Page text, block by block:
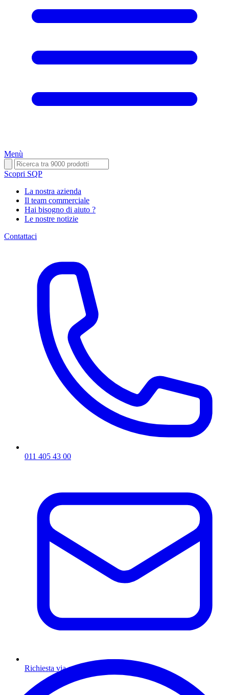
Menù
Scopri SQP
La nostra azienda
Il team commerciale
Hai bisogno di aiuto ?
Le nostre notizie
Contattaci
011 405 43 00
Richiesta via email